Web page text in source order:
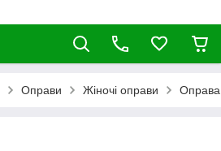
Оправи Жіночі оправи Оправа